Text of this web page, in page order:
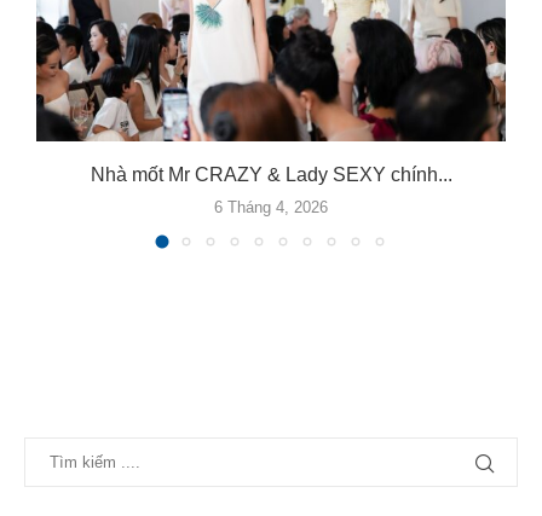
Nhà mốt Mr CRAZY & Lady SEXY chính...
6 Tháng 4, 2026